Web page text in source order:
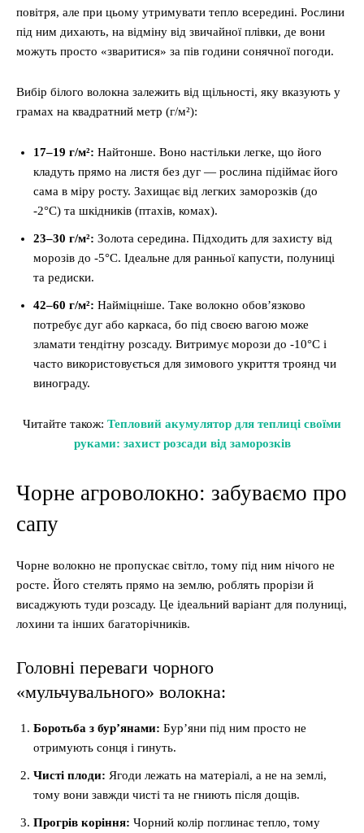
повітря, але при цьому утримувати тепло всередині. Рослини
під ним дихають, на відміну від звичайної плівки, де вони
можуть просто «зваритися» за пів години сонячної погоди.
Вибір білого волокна залежить від щільності, яку вказують у
грамах на квадратний метр (г/м²):
17–19 г/м²: Найтонше. Воно настільки легке, що його
кладуть прямо на листя без дуг — рослина підіймає його
сама в міру росту. Захищає від легких заморозків (до
-2°C) та шкідників (птахів, комах).
23–30 г/м²: Золота середина. Підходить для захисту від
морозів до -5°C. Ідеальне для ранньої капусти, полуниці
та редиски.
42–60 г/м²: Найміцніше. Таке волокно обов’язково
потребує дуг або каркаса, бо під своєю вагою може
зламати тендітну розсаду. Витримує морози до -10°C і
часто використовується для зимового укриття троянд чи
винограду.
Читайте також: Тепловий акумулятор для теплиці своїми
руками: захист розсади від заморозків
Чорне агроволокно: забуваємо про
сапу
Чорне волокно не пропускає світло, тому під ним нічого не
росте. Його стелять прямо на землю, роблять прорізи й
висаджують туди розсаду. Це ідеальний варіант для полуниці,
лохини та інших багаторічників.
Головні переваги чорного
«мульчувального» волокна:
Боротьба з бур’янами: Бур’яни під ним просто не
отримують сонця і гинуть.
Чисті плоди: Ягоди лежать на матеріалі, а не на землі,
тому вони завжди чисті та не гниють після дощів.
Прогрів коріння: Чорний колір поглинає тепло, тому